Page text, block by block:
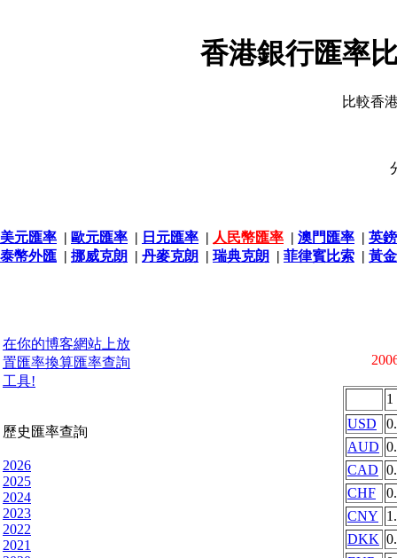
香港銀行匯率
比較香
美元匯率 | 歐元匯率 | 日元匯率 | 人民幣匯率 | 澳門匯率 | 英
泰幣外匯 | 挪威克朗 | 丹麥克朗 | 瑞典克朗 | 菲律賓比索 | 黃
在你的博客網站上放
置匯率換算匯率查詢
工具!
歷史匯率查詢
2026
2025
2024
2023
2022
2021
1
USD
AUD
CAD
CHF
CNY
DKK